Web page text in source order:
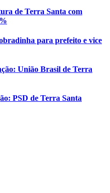
de Terra Santa com
para prefeito e vice
União Brasil de Terra
PSD de Terra Santa